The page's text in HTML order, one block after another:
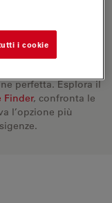
perfetta. Esplora il
Finder, confronta le
l’opzione più
i cookie